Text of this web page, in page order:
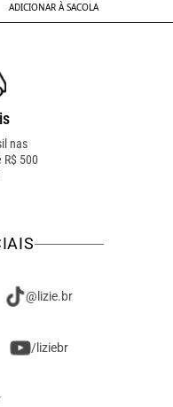
nas
500
@lizie.br
/liziebr